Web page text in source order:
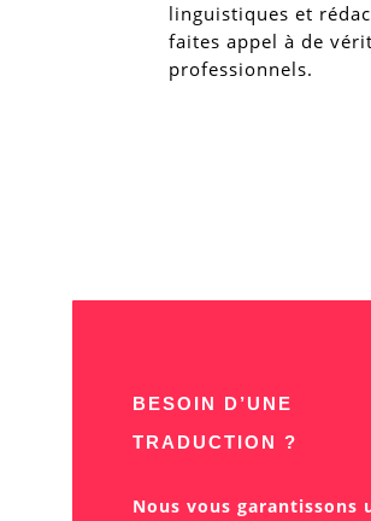
linguistiques et
faites appel à de
professionnels.
BESOIN D’UNE
TRADUCTION ?
Nous vous garantissons